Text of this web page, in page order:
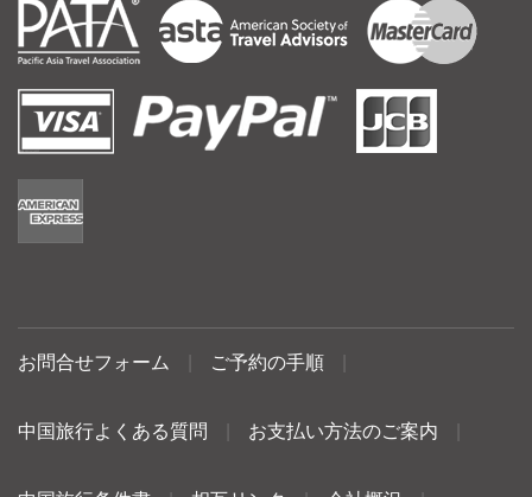
お問合せフォーム ご予約の手順
中国旅行よくある質問 お支払い方法のご案内